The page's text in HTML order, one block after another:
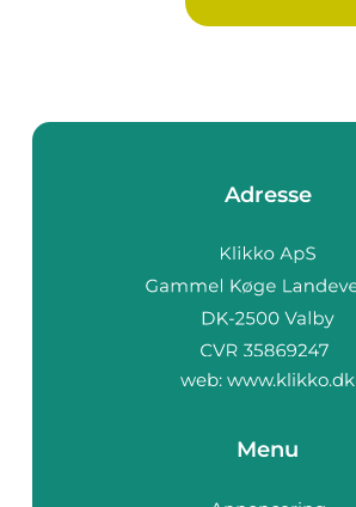
Adresse
web: www.klikko.dk
Menu